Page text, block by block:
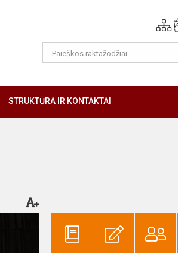
STRUKTŪRA IR KONTAKTAI